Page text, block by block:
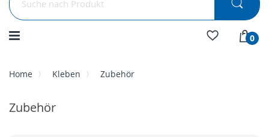
Menü
0
Home Kleben Zubehör
Zubehör